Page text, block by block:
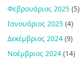
Φεβρουάριος 2025 (5)
Ιανουάριος 2025 (4)
Δεκέμβριος 2024 (9)
Νοέμβριος 2024 (14)